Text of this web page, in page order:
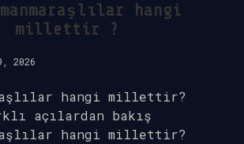
hangi
millettir ?
2026
hangi millettir?
açılardan bakış
hangi millettir?